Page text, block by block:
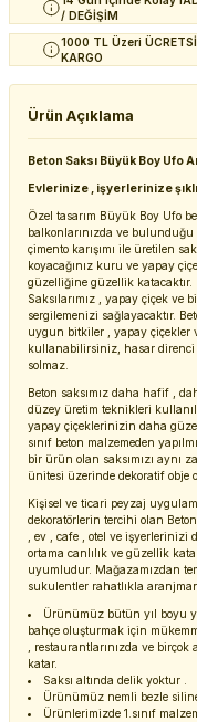
/ DEĞİŞİM
1000 TL Üzeri
KARGO
Ürün Açıklama
Beton Saksı Büyük Boy Ufo
Evlerinize , işyerlerinize
Özel tasarım Büyük Boy Ufo
balkonlarınızda ve bulunduğu
çimento karışımı ile üretilen
koyacağınız kuru ve yapay
güzelliğine güzellik katacaktır.
Saksılarımız , yapay çiçek ve
sergilemenizi sağlayacaktır.
uygun bitkiler , yapay çiçekler
kullanabilirsiniz, hasar
solmaz.
Beton saksımız daha hafif ,
düzey üretim teknikleri
yapay çiçeklerinizin daha
sınıf beton malzemeden
bir ürün olan saksımızı aynı
ünitesi üzerinde dekoratif obje
Kişisel ve ticari peyzaj
dekoratörlerin tercihi olan
, ev , cafe , otel ve
ortama canlılık ve güzellik
uyumludur. Mağazamızdan
sukulentler rahatlıkla
Ürünümüz bütün yıl boyu
bahçe oluşturmak için
, restaurantlarınızda ve
katar.
Saksı altında delik yoktur .
Ürünümüz nemli bezle
Ürünlerimizde 1.sınıf